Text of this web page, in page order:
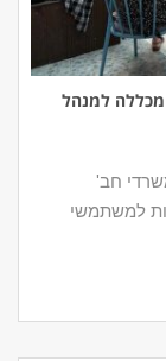
למנהל
חב'
למשתמשי